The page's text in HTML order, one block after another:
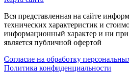
Вся представленная на сайте
технических характеристик и
информационный характер и ни при
является публичной офертой
Согласие на обработку
Политика конфиденциальности